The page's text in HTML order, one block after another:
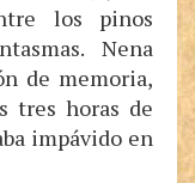
los pinos
Nena
de memoria,
tres horas de
impávido en